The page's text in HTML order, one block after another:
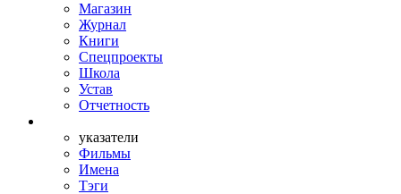
Магазин
Журнал
Книги
Спецпроекты
Школа
Устав
Отчетность
указатели
Фильмы
Имена
Тэги